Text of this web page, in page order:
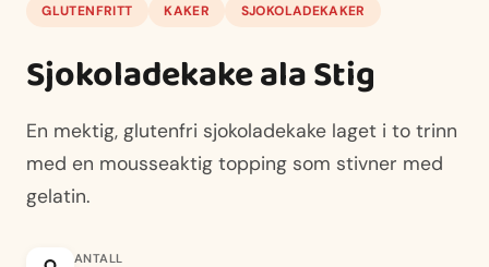
GLUTENFRITT KAKER SJOKOLADEKAKER
Sjokoladekake ala Stig
En mektig, glutenfri sjokoladekake laget i to trinn
med en mousseaktig topping som stivner med
gelatin.
ANTALL